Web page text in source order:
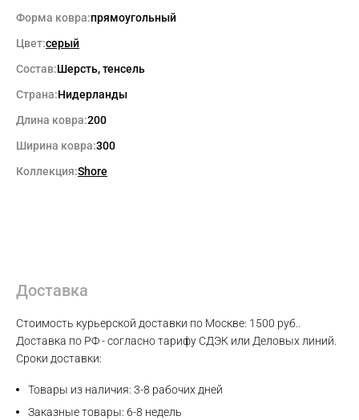
Форма ковра:прямоугольный
Цвет:серый
Состав:Шерсть, тенсель
Страна:Нидерланды
Длина ковра:200
Ширина ковра:300
Коллекция:Shore
Доставка
Стоимость курьерской доставки по Москве: 1500 руб..
Доставка по РФ - согласно тарифу СДЭК или Деловых линий.
Сроки доставки:
Товары из наличия: 3-8 рабочих дней
Заказные товары: 6-8 недель
WhatsApp